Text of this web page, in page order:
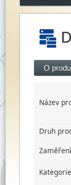
O
Název
Druh